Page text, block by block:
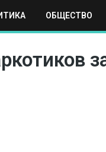
ОБЩЕСТВО
И ТЕХНИКА СПОРТ